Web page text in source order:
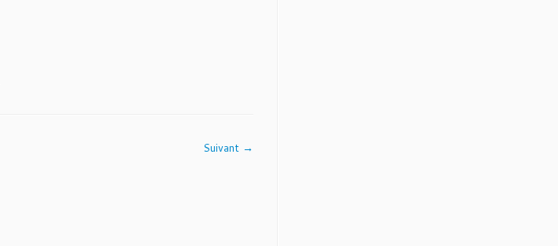
Suivant →